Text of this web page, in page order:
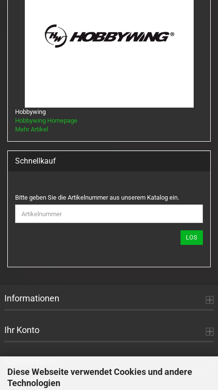
Diese Webseite verwendet Cookies und andere
Technologien
Hobbywing
Hobbywing Homepage
Mehr Artikel
Schnellkauf
BITTE
GEBEN
SIE
DIE
EIN.
Bitte geben Sie die Artikelnummer aus unserem Katalog ein.
LOS
Informationen
Ihr Konto